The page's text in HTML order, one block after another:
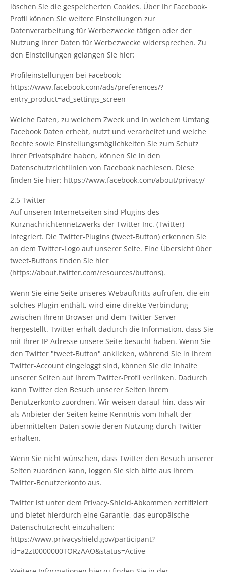
löschen Sie die gespeicherten Cookies. Über Ihr Facebook-
Profil können Sie weitere Einstellungen zur
Datenverarbeitung für Werbezwecke tätigen oder der
Nutzung Ihrer Daten für Werbezwecke widersprechen. Zu
den Einstellungen gelangen Sie hier:
Profileinstellungen bei Facebook:
https://www.facebook.com/ads/preferences/?
entry_product=ad_settings_screen
Welche Daten, zu welchem Zweck und in welchem Umfang
Facebook Daten erhebt, nutzt und verarbeitet und welche
Rechte sowie Einstellungsmöglichkeiten Sie zum Schutz
Ihrer Privatsphäre haben, können Sie in den
Datenschutzrichtlinien von Facebook nachlesen. Diese
finden Sie hier: https://www.facebook.com/about/privacy/
2.5 Twitter
Auf unseren Internetseiten sind Plugins des
Kurznachrichtennetzwerks der Twitter Inc. (Twitter)
integriert. Die Twitter-Plugins (tweet-Button) erkennen Sie
an dem Twitter-Logo auf unserer Seite. Eine Übersicht über
tweet-Buttons finden Sie hier
(https://about.twitter.com/resources/buttons).
Wenn Sie eine Seite unseres Webauftritts aufrufen, die ein
solches Plugin enthält, wird eine direkte Verbindung
zwischen Ihrem Browser und dem Twitter-Server
hergestellt. Twitter erhält dadurch die Information, dass Sie
mit Ihrer IP-Adresse unsere Seite besucht haben. Wenn Sie
den Twitter "tweet-Button" anklicken, während Sie in Ihrem
Twitter-Account eingeloggt sind, können Sie die Inhalte
unserer Seiten auf Ihrem Twitter-Profil verlinken. Dadurch
kann Twitter den Besuch unserer Seiten Ihrem
Benutzerkonto zuordnen. Wir weisen darauf hin, dass wir
als Anbieter der Seiten keine Kenntnis vom Inhalt der
übermittelten Daten sowie deren Nutzung durch Twitter
erhalten.
Wenn Sie nicht wünschen, dass Twitter den Besuch unserer
Seiten zuordnen kann, loggen Sie sich bitte aus Ihrem
Twitter-Benutzerkonto aus.
Twitter ist unter dem Privacy-Shield-Abkommen zertifiziert
und bietet hierdurch eine Garantie, das europäische
Datenschutzrecht einzuhalten:
https://www.privacyshield.gov/participant?
id=a2zt0000000TORzAAO&status=Active